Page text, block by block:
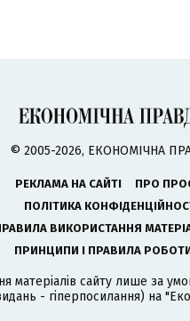
© 2005-2026, ЕКОНОМІЧНА
РЕКЛАМА НА САЙТІ
ПРО
ПОЛІТИКА
ВИКОРИСТАННЯ
ПРИНЦИПИ І ПРАВИЛА
матеріалів сайту лише за
- гіперпосилання) на